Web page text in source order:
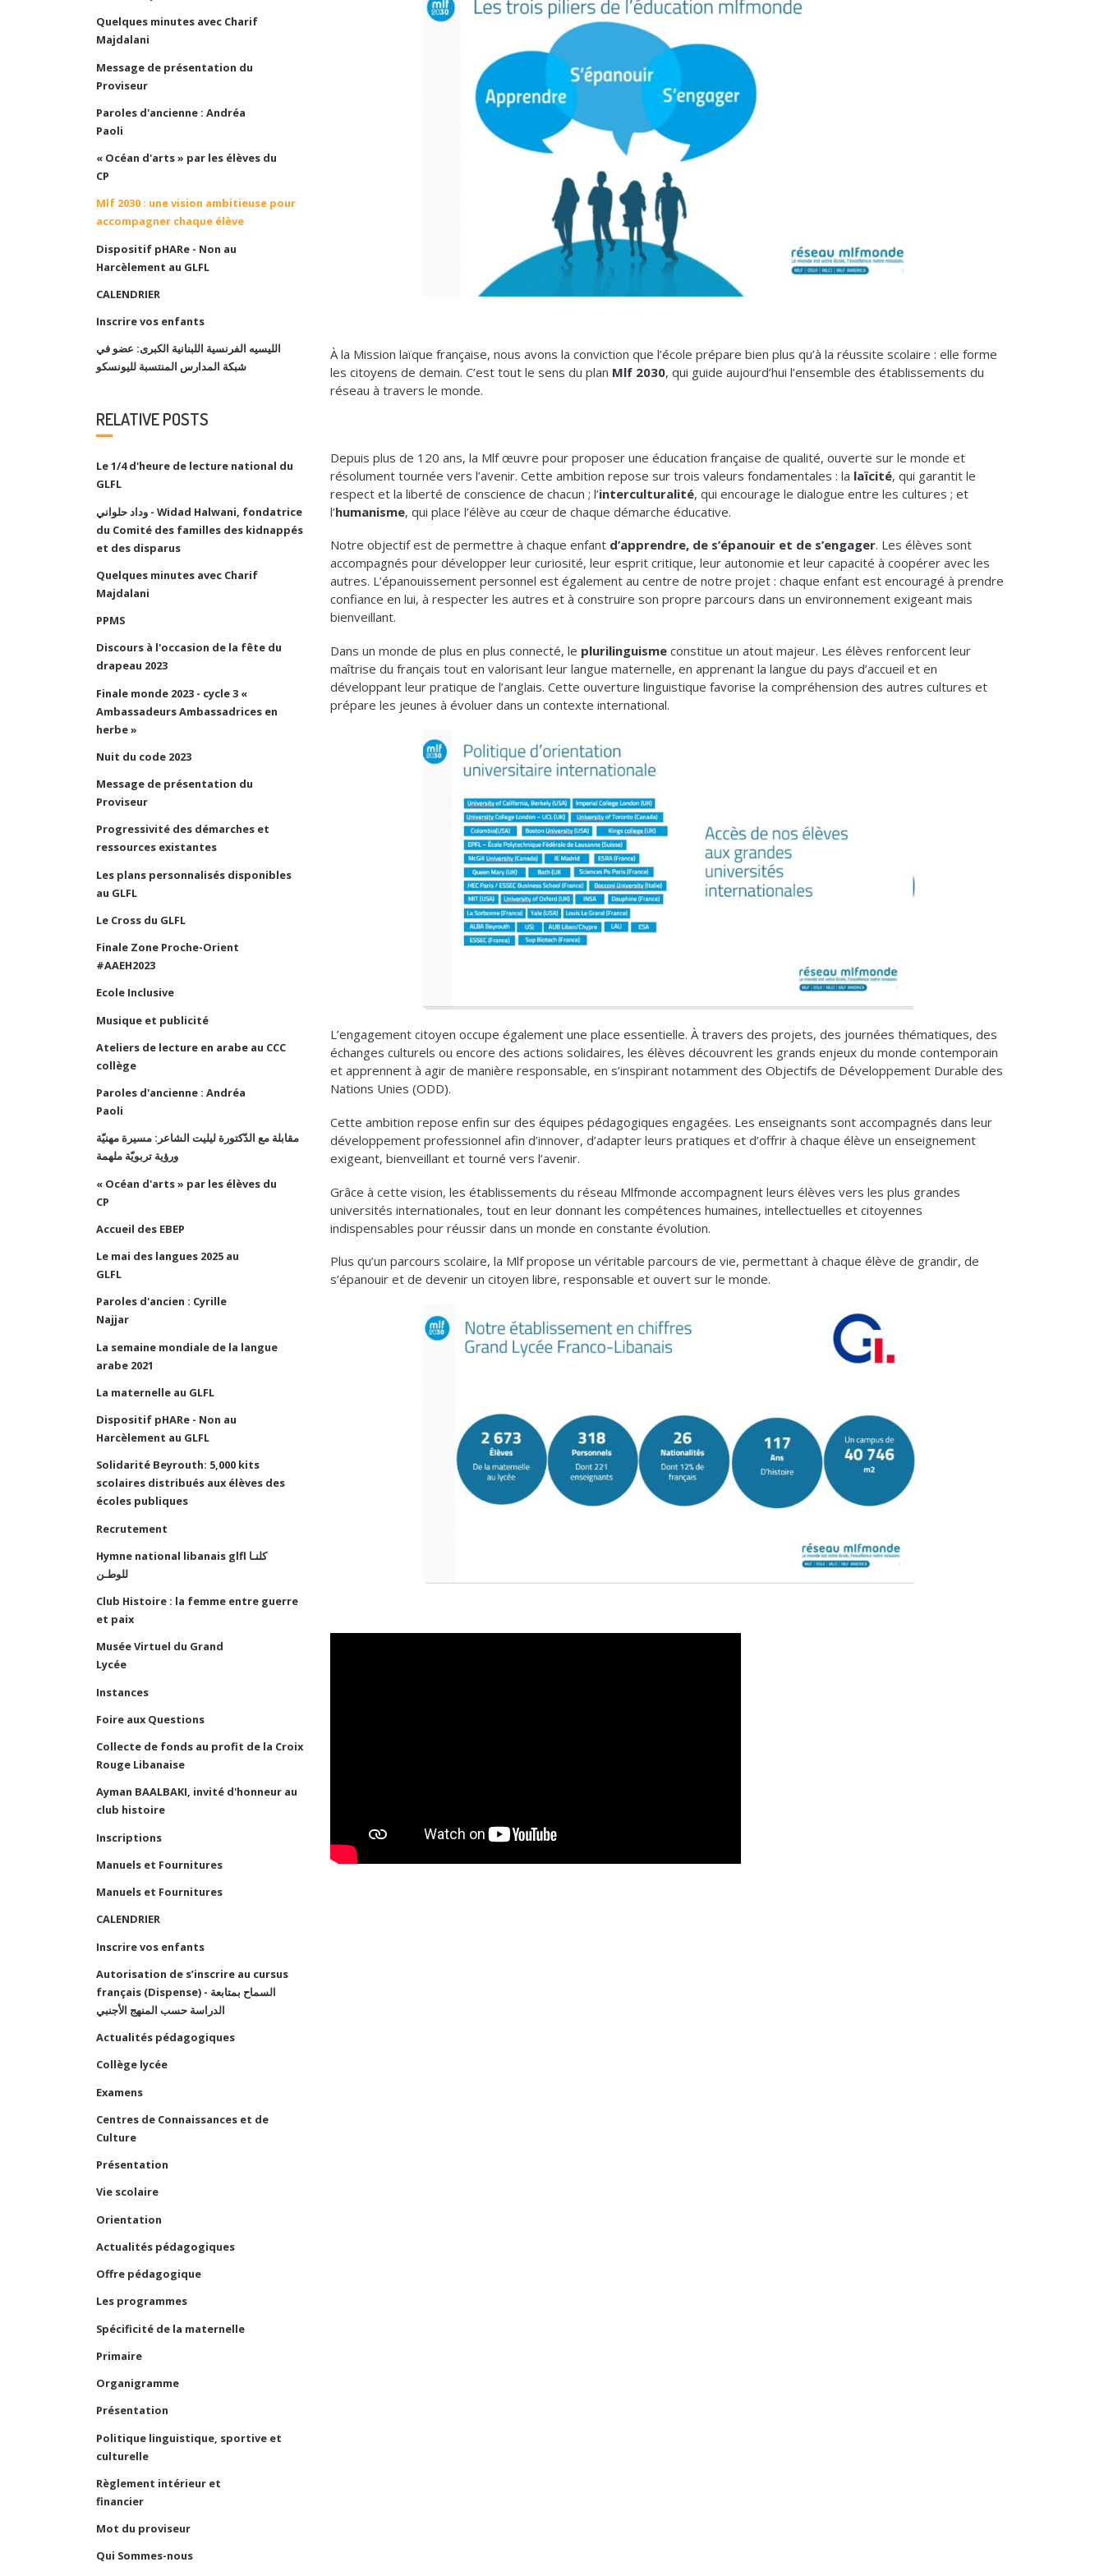
Quelques minutes avec Charif
Majdalani
Message de présentation du
Proviseur
Paroles d'ancienne : Andréa
Paoli
« Océan d'arts » par les élèves du
CP
Mlf 2030 : une vision ambitieuse pour
accompagner chaque élève
Dispositif pHARe - Non au
Harcèlement au GLFL
CALENDRIER
Inscrire vos enfants
الليسيه الفرنسية اللبنانية الكبرى: عضو في
شبكة المدارس المنتسبة لليونسكو
RELATIVE POSTS
Le 1/4 d'heure de lecture national du
GLFL
وداد حلواني - Widad Halwani, fondatrice
du Comité des familles des kidnappés
et des disparus
Quelques minutes avec Charif
Majdalani
PPMS
Discours à l'occasion de la fête du
drapeau 2023
Finale monde 2023 - cycle 3 «
Ambassadeurs Ambassadrices en
herbe »
Nuit du code 2023
Message de présentation du
Proviseur
Progressivité des démarches et
ressources existantes
Les plans personnalisés disponibles
au GLFL
Le Cross du GLFL
Finale Zone Proche-Orient
#AAEH2023
Ecole Inclusive
Musique et publicité
Ateliers de lecture en arabe au CCC
collège
Paroles d'ancienne : Andréa
Paoli
مقابلة مع الدّكتورة ليليت الشاعر: مسيرة مهنيّة
ورؤية تربويّة ملهمة
« Océan d'arts » par les élèves du
CP
Accueil des EBEP
Le mai des langues 2025 au
GLFL
Paroles d'ancien : Cyrille
Najjar
La semaine mondiale de la langue
arabe 2021
La maternelle au GLFL
Dispositif pHARe - Non au
Harcèlement au GLFL
Solidarité Beyrouth: 5,000 kits
scolaires distribués aux élèves des
écoles publiques
Recrutement
Hymne national libanais glfl كلنـا
للوطـن
Club Histoire : la femme entre guerre
et paix
Musée Virtuel du Grand
Lycée
Instances
Foire aux Questions
Collecte de fonds au profit de la Croix
Rouge Libanaise
Ayman BAALBAKI, invité d'honneur au
club histoire
Inscriptions
Manuels et Fournitures
Manuels et Fournitures
CALENDRIER
Inscrire vos enfants
Autorisation de s’inscrire au cursus
français (Dispense) - السماح بمتابعة
الدراسة حسب المنهج الأجنبي
Actualités pédagogiques
Collège lycée
Examens
Centres de Connaissances et de
Culture
Présentation
Vie scolaire
Orientation
Actualités pédagogiques
Offre pédagogique
Les programmes
Spécificité de la maternelle
Primaire
Organigramme
Présentation
Politique linguistique, sportive et
culturelle
Règlement intérieur et
financier
Mot du proviseur
Qui Sommes-nous
À la Mission laïque française, nous avons la conviction que l’école prépare bien plus qu’à la réussite scolaire : elle forme
les citoyens de demain. C’est tout le sens du plan Mlf 2030, qui guide aujourd’hui l’ensemble des établissements du
réseau à travers le monde.
Depuis plus de 120 ans, la Mlf œuvre pour proposer une éducation française de qualité, ouverte sur le monde et
résolument tournée vers l’avenir. Cette ambition repose sur trois valeurs fondamentales : la laïcité, qui garantit le
respect et la liberté de conscience de chacun ; l’interculturalité, qui encourage le dialogue entre les cultures ; et
l’humanisme, qui place l’élève au cœur de chaque démarche éducative.
Notre objectif est de permettre à chaque enfant d’apprendre, de s’épanouir et de s’engager. Les élèves sont
accompagnés pour développer leur curiosité, leur esprit critique, leur autonomie et leur capacité à coopérer avec les
autres. L’épanouissement personnel est également au centre de notre projet : chaque enfant est encouragé à prendre
confiance en lui, à respecter les autres et à construire son propre parcours dans un environnement exigeant mais
bienveillant.
Dans un monde de plus en plus connecté, le plurilinguisme constitue un atout majeur. Les élèves renforcent leur
maîtrise du français tout en valorisant leur langue maternelle, en apprenant la langue du pays d’accueil et en
développant leur pratique de l’anglais. Cette ouverture linguistique favorise la compréhension des autres cultures et
prépare les jeunes à évoluer dans un contexte international.
L’engagement citoyen occupe également une place essentielle. À travers des projets, des journées thématiques, des
échanges culturels ou encore des actions solidaires, les élèves découvrent les grands enjeux du monde contemporain
et apprennent à agir de manière responsable, en s’inspirant notamment des Objectifs de Développement Durable des
Nations Unies (ODD).
Cette ambition repose enfin sur des équipes pédagogiques engagées. Les enseignants sont accompagnés dans leur
développement professionnel afin d’innover, d’adapter leurs pratiques et d’offrir à chaque élève un enseignement
exigeant, bienveillant et tourné vers l’avenir.
Grâce à cette vision, les établissements du réseau Mlfmonde accompagnent leurs élèves vers les plus grandes
universités internationales, tout en leur donnant les compétences humaines, intellectuelles et citoyennes
indispensables pour réussir dans un monde en constante évolution.
Plus qu’un parcours scolaire, la Mlf propose un véritable parcours de vie, permettant à chaque élève de grandir, de
s’épanouir et de devenir un citoyen libre, responsable et ouvert sur le monde.